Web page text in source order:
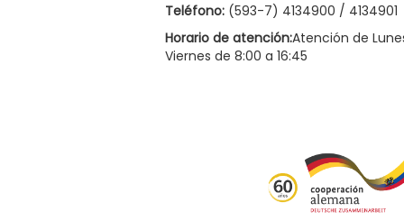
Teléfono: (593-7) 4134900 / 4134901
Horario de atención:Atención de
Viernes de 8:00 a 16:45